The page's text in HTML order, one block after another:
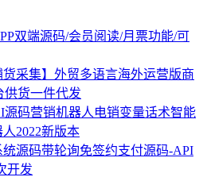
双端源码/会员阅读/月票功能/可
货采集】外贸多语言海外运营版商
供货一件代发
码营销机器人电销变量话术智能
2022新版本
统源码带轮询免签约支付源码-API
开发